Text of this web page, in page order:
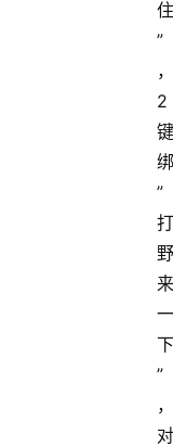
住
”
，
2
键
绑
”
打
野
来
一
下
”
，
对